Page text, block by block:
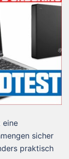
eine
sicher
praktisch